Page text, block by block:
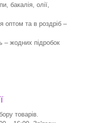
бакалія, олії,
оптом та в роздріб –
– жодних підробок
товарів.